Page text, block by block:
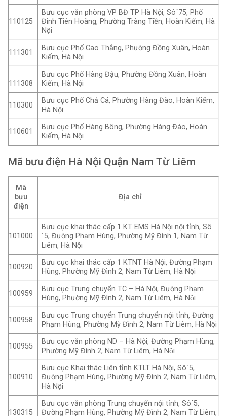
110125
Bưu cục văn phòng VP BĐ TP Hà Nội, Sô´75, Phố
Đinh Tiên Hoàng, Phường Tràng Tiền, Hoàn Kiếm, Hà
Nội
111301
Bưu cục Phố Cao Thắng, Phường Đồng Xuân, Hoàn
Kiếm, Hà Nội
111308
Bưu cục Phố Hàng Đậu, Phường Đồng Xuân, Hoàn
Kiếm, Hà Nội
110300
Bưu cục Phố Chả Cá, Phường Hàng Đào, Hoàn Kiếm,
Hà Nội
110601
Bưu cục Phố Hàng Bông, Phường Hàng Đào, Hoàn
Kiếm, Hà Nội
Mã bưu điện Hà Nội Quận Nam Từ Liêm
Mã
bưu
điện
Địa chỉ
101000
Bưu cục khai thác cấp 1 KT EMS Hà Nội nội tỉnh, Sô
´5, Đường Phạm Hùng, Phường Mỹ Đình 1, Nam Từ
Liêm, Hà Nội
100920
Bưu cục khai thác cấp 1 KTNT Hà Nội, Đường Phạm
Hùng, Phường Mỹ Đình 2, Nam Từ Liêm, Hà Nội
100959
Bưu cục Trung chuyển TC – Hà Nội, Đường Phạm
Hùng, Phường Mỹ Đình 2, Nam Từ Liêm, Hà Nội
100958
Bưu cục Trung chuyển Trung chuyển nội tỉnh, Đường
Phạm Hùng, Phường Mỹ Đình 2, Nam Từ Liêm, Hà Nội
100955
Bưu cục văn phòng ND – Hà Nội, Đường Phạm Hùng,
Phường Mỹ Đình 2, Nam Từ Liêm, Hà Nội
100910
Bưu cục Khai thác Liên tỉnh KTLT Hà Nội, Sô´5,
Đường Phạm Hùng, Phường Mỹ Đình 2, Nam Từ Liêm,
Hà Nội
130315
Bưu cục văn phòng Trung chuyển nội tỉnh, Sô´5,
Đường Phạm Hùng, Phường Mỹ Đình 2, Nam Từ Liêm,